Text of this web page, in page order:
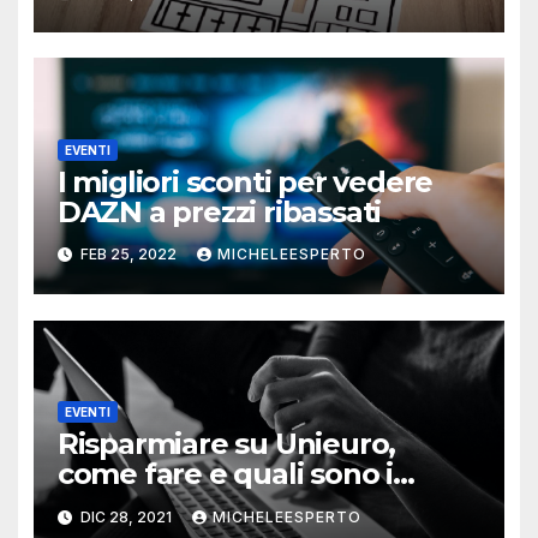
EVENTI
I migliori sconti per vedere
DAZN a prezzi ribassati
FEB 25, 2022 MICHELEESPERTO
EVENTI
Risparmiare su Unieuro,
come fare e quali sono i
migliori metodi
DIC 28, 2021 MICHELEESPERTO